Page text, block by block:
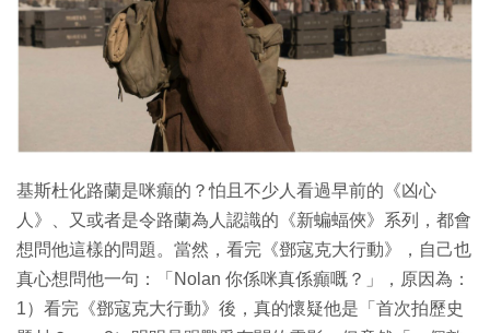
基斯杜化路蘭是咪癲的？怕且不少人看過早前的《凶心
人》、又或者是令路蘭為人認識的《新蝙蝠俠》系列，都會
想問他這樣的問題。當然，看完《鄧寇克大行動》，自己也
真心想問他一句：「Nolan 你係咪真係癲嘅？」，原因為：
1）看完《鄧寇克大行動》後，真的懷疑他是「首次拍歷史